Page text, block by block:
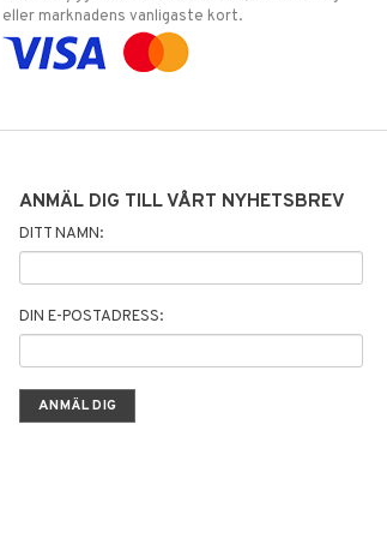
eller marknadens vanligaste kort.
ANMÄL DIG TILL VÅRT NYHETSBREV
DITT NAMN:
DIN E-POSTADRESS: